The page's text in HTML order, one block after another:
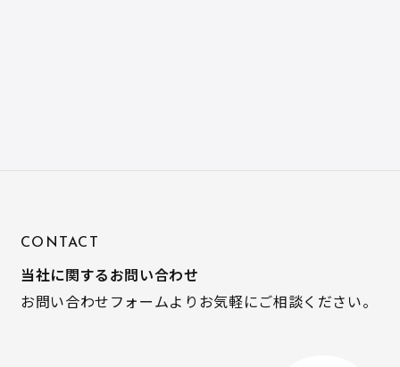
CONTACT
当社に関するお問い合わせ
お問い合わせフォームよりお気軽にご相談ください。